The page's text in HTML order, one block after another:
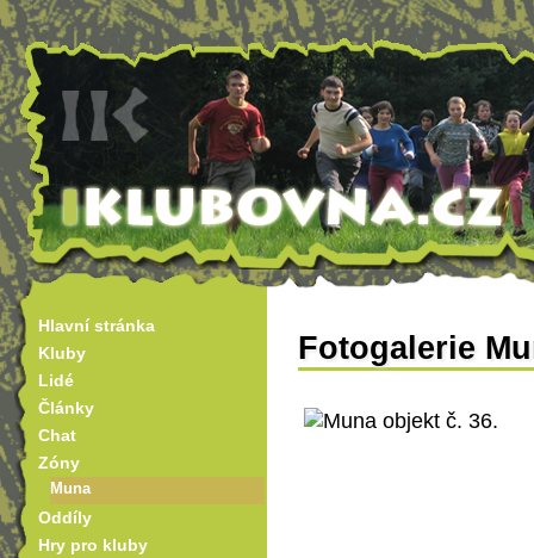
Fotogalerie
Hlavní stránka
Kluby
Lidé
Články
Chat
Zóny
Muna
Oddíly
Hry pro kluby